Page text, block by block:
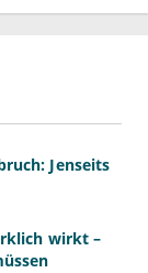
Jenseits
wirkt –